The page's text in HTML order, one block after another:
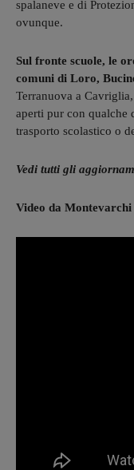
spalaneve e di
ovunque.
Sul fronte scuole, le
comuni di Loro,
Terranuova a
aperti pur con qualche
trasporto scolastico o
Vedi tutti gli
Video da